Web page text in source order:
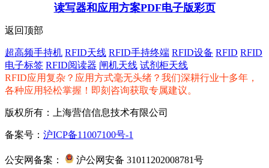
读写器和应用方案PDF电子版彩页
返回顶部
超高频手持机 RFID天线 RFID手持终端 RFID设备 RFID RFID
电子标签 RFID阅读器 闸机天线 试剂柜天线
RFID应用复杂？应用方式毫无头绪？我们深耕行业十多年，
各种应用轻松掌握！即刻咨询获取专属建议。
版权所有：上海营信信息技术有限公司
备案号： 沪ICP备11007100号-1
公安网备案： 沪公网安备 31011202008781号